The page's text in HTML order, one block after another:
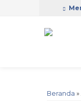
Beranda »